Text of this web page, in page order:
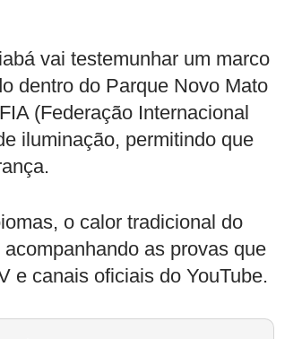
vai testemunhar um marco
dentro do Parque Novo Mato
(Federação Internacional
iluminação, permitindo que
o calor tradicional do
as provas que
e canais oficiais do YouTube.